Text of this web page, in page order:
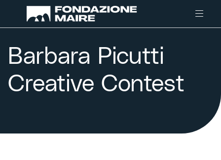
Barbara Picutti
Creative Contest